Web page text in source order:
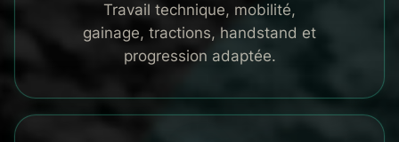
Travail technique, mobilité,
gainage, tractions, handstand et
progression adaptée.